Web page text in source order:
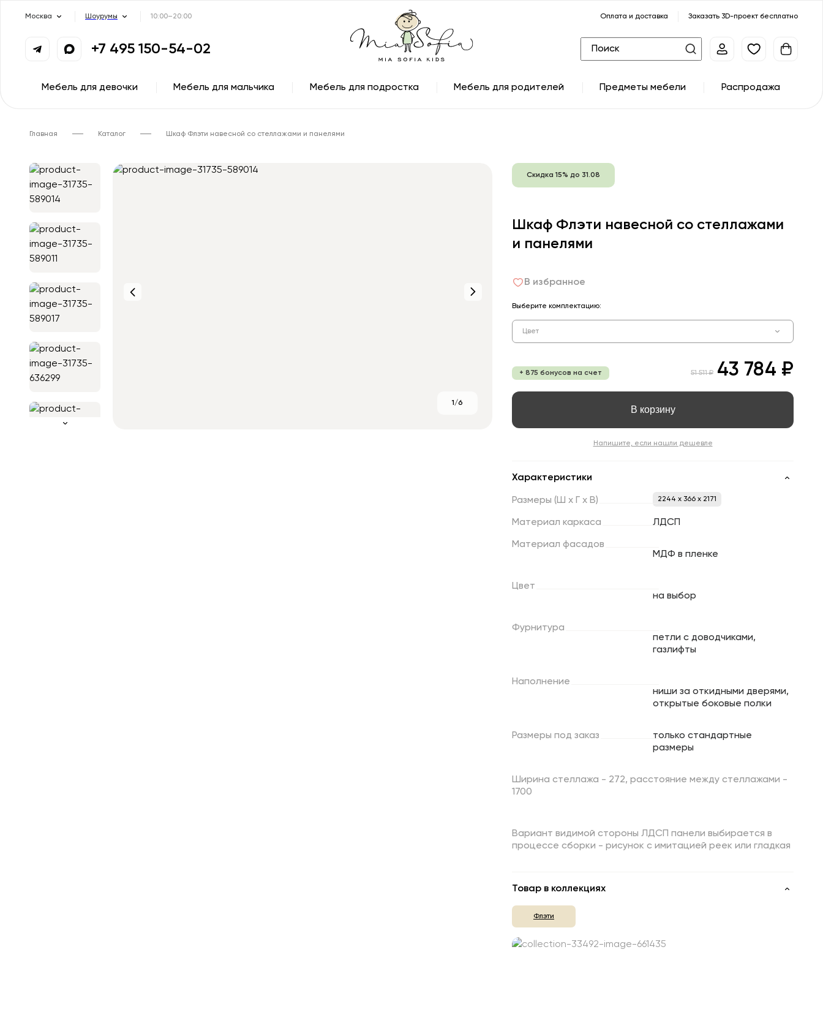
Москва Шоурумы 10:00–20:00 Оплата и доставка Заказать 3D-проект бесплатно
+7 495 150-54-02
Мебель для девочки Мебель для мальчика Мебель для подростка Мебель для родителей Предметы мебели Распродажа
Главная Каталог Шкаф Флэти навесной со стеллажами и панелями
1/6
Скидка 15% до 31.08
Шкаф Флэти навесной со стеллажами
и панелями
В избранное
Выберите комплектацию:
Цвет
+ 875 бонусов на счет 51 511 ₽ 43 784 ₽
В корзину
Напишите, если нашли дешевле
Характеристики
Размеры (Ш х Г х В) 2244 x 366 x 2171
Материал каркаса ЛДСП
Материал фасадов
МДФ в пленке
Цвет
на выбор
Фурнитура
петли с доводчиками,
газлифты
Наполнение
ниши за откидными дверями,
открытые боковые полки
Размеры под заказ
только стандартные
размеры
Ширина стеллажа - 272, расстояние между стеллажами -
1700
Вариант видимой стороны ЛДСП панели выбирается в
процессе сборки - рисунок с имитацией реек или гладкая
Товар в коллекциях
Флэти